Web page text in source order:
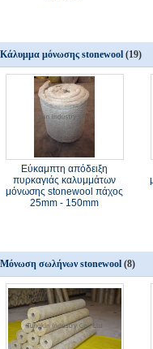
Κάλυμμα μόνωσης stonewool (19)
Εύκαμπτη απόδειξη
πυρκαγιάς καλυμμάτων
μόνωσης stonewool πάχος
25mm - 150mm
Μόνωση σωλήνων stonewool (8)